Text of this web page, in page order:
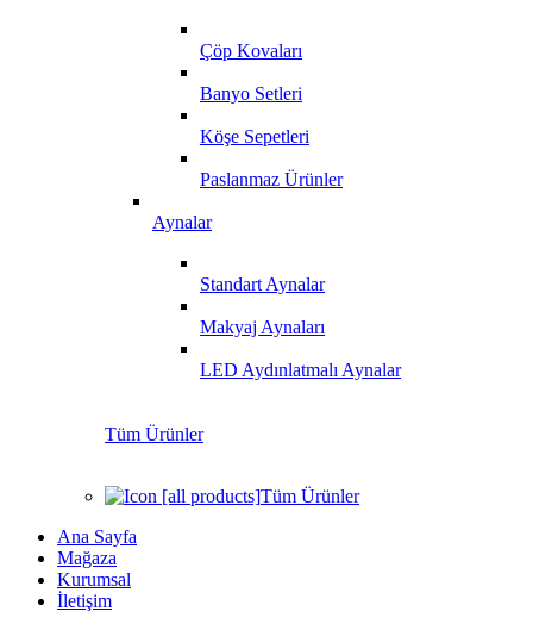
Çöp Kovaları
Banyo Setleri
Köşe Sepetleri
Paslanmaz Ürünler
Aynalar
Standart Aynalar
Makyaj Aynaları
LED Aydınlatmalı Aynalar
Tüm Ürünler
Tüm Ürünler
Ana Sayfa
Mağaza
Kurumsal
İletişim